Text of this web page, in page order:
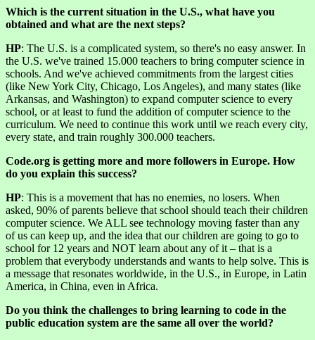
Which is the current situation in the U.S., what have you
obtained and what are the next steps?
HP: The U.S. is a complicated system, so there's no easy answer. In
the U.S. we've trained 15.000 teachers to bring computer science in
schools. And we've achieved commitments from the largest cities
(like New York City, Chicago, Los Angeles), and many states (like
Arkansas, and Washington) to expand computer science to every
school, or at least to fund the addition of computer science to the
curriculum. We need to continue this work until we reach every city,
every state, and train roughly 300.000 teachers.
Code.org is getting more and more followers in Europe. How
do you explain this success?
HP: This is a movement that has no enemies, no losers. When
asked, 90% of parents believe that school should teach their children
computer science. We ALL see technology moving faster than any
of us can keep up, and the idea that our children are going to go to
school for 12 years and NOT learn about any of it – that is a
problem that everybody understands and wants to help solve. This is
a message that resonates worldwide, in the U.S., in Europe, in Latin
America, in China, even in Africa.
Do you think the challenges to bring learning to code in the
public education system are the same all over the world?